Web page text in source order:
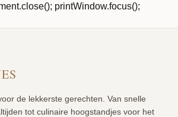
printWindow.focus();
de lekkerste gerechten. Van snelle
tot culinaire hoogstandjes voor het